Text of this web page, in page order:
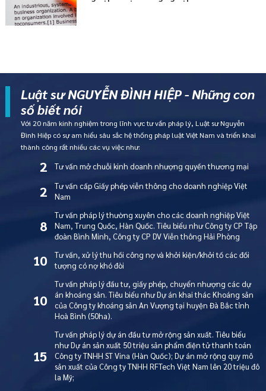
Luật sư NGUYỄN ĐÌNH HIỆP - Những con
số biết nói
Với 20 năm kinh nghiệm trong lĩnh vực tư vấn pháp lý, Luật sư Nguyễn
Đình Hiệp có sự am hiểu sâu sắc hệ thống pháp luật Việt Nam và triển khai
thành công rất nhiều các vụ việc như:
2 Tư vấn mở chuỗi kinh doanh nhượng quyền thương mại
2
Tư vấn cấp Giấy phép viễn thông cho doanh nghiệp Việt
Nam
8
Tư vấn pháp lý thường xuyên cho các doanh nghiệp Việt
Nam, Trung Quốc, Hàn Quốc. Tiêu biểu như Công ty CP Tập
đoàn Bình Minh, Công ty CP DV Viễn thông Hải Phòng
10
Tư vấn, xử lý thu hồi công nợ và khởi kiện/khởi tố các đối
tượng có nợ khó đòi
10
Tư vấn pháp lý đầu tư, giấy phép, chuyển nhượng các dự
án khoáng sản. Tiêu biểu như Dự án khai thác Khoáng sản
của Công ty khoáng sản An Vượng tại huyện Đà Bắc tỉnh
Hoà Bình (50ha).
15
Tư vấn pháp lý dự án đầu tư mở rộng sản xuất. Tiêu biểu
như Dự án sản xuất 50 triệu sản phẩm điện tử thanh toán
Công ty TNHH ST Vina (Hàn Quốc); Dự án mở rộng quy mô
sản xuất của Công ty TNHH RFTech Việt Nam lên 20 triệu đô
la Mỹ;